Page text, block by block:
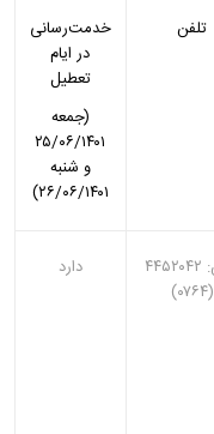
تلفن
خدمت‌رسانی
در ایام
تعطیل
(جمعه
۲۵/۰۶/۱۴۰۱
و شنبه
۲۶/۰۶/۱۴۰۱)
تلفن: ۴۴۵۲۰۴۲
(۰۷۶۴)
دارد